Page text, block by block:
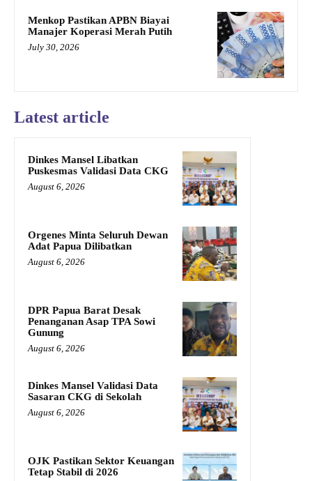
Menkop Pastikan APBN Biayai
Manajer Koperasi Merah Putih
July 30, 2026
Latest article
Dinkes Mansel Libatkan
Puskesmas Validasi Data CKG
August 6, 2026
Orgenes Minta Seluruh Dewan
Adat Papua Dilibatkan
August 6, 2026
DPR Papua Barat Desak
Penanganan Asap TPA Sowi
Gunung
August 6, 2026
Dinkes Mansel Validasi Data
Sasaran CKG di Sekolah
August 6, 2026
OJK Pastikan Sektor Keuangan
Tetap Stabil di 2026